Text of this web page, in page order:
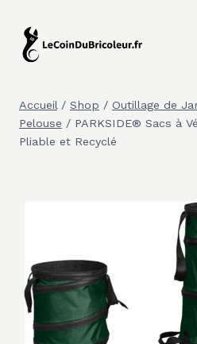
contenu
Accueil / Shop / Outillage de
Pelouse / PARKSIDE® Sacs à
Pliable et Recyclé